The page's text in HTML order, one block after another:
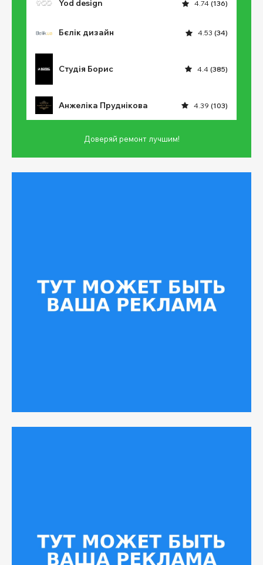
Yod design 4.74 (136)
Бєлік дизайн 4.53 (34)
Студія Борис 4.4 (385)
Анжеліка Пруднікова 4.39 (103)
Доверяй ремонт лучшим!